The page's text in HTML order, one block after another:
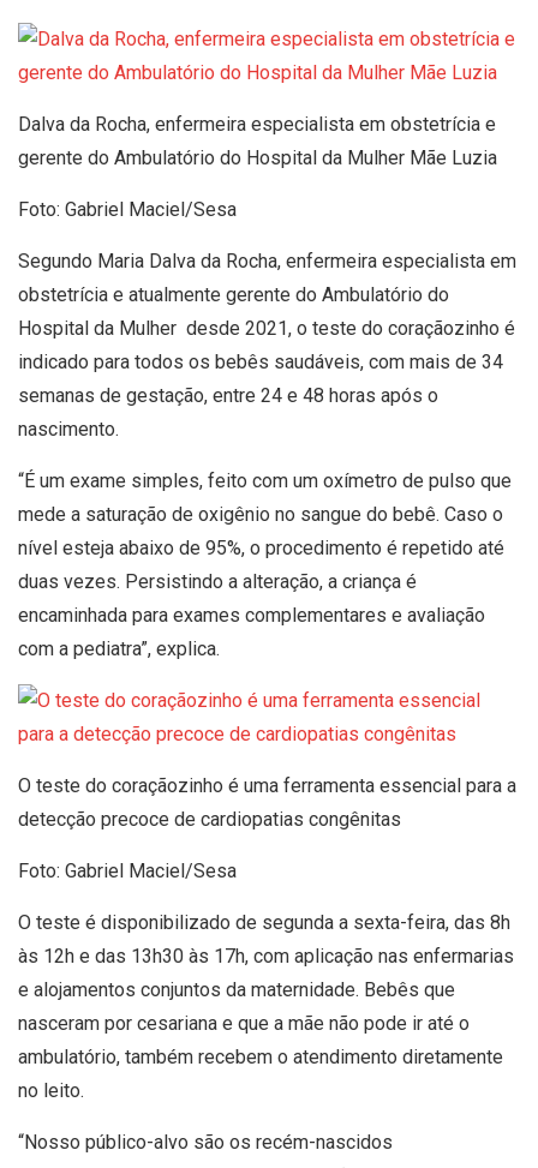
Dalva da Rocha, enfermeira especialista em obstetrícia e
gerente do Ambulatório do Hospital da Mulher Mãe Luzia
Foto: Gabriel Maciel/Sesa
Segundo Maria Dalva da Rocha, enfermeira especialista em
obstetrícia e atualmente gerente do Ambulatório do
Hospital da Mulher desde 2021, o teste do coraçãozinho é
indicado para todos os bebês saudáveis, com mais de 34
semanas de gestação, entre 24 e 48 horas após o
nascimento.
“É um exame simples, feito com um oxímetro de pulso que
mede a saturação de oxigênio no sangue do bebê. Caso o
nível esteja abaixo de 95%, o procedimento é repetido até
duas vezes. Persistindo a alteração, a criança é
encaminhada para exames complementares e avaliação
com a pediatra”, explica.
O teste do coraçãozinho é uma ferramenta essencial para a
detecção precoce de cardiopatias congênitas
Foto: Gabriel Maciel/Sesa
O teste é disponibilizado de segunda a sexta-feira, das 8h
às 12h e das 13h30 às 17h, com aplicação nas enfermarias
e alojamentos conjuntos da maternidade. Bebês que
nasceram por cesariana e que a mãe não pode ir até o
ambulatório, também recebem o atendimento diretamente
no leito.
“Nosso público-alvo são os recém-nascidos